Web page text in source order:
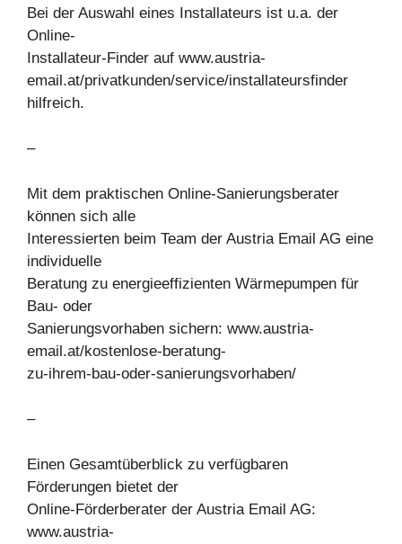
Bei der Auswahl eines Installateurs ist u.a. der
Online-
Installateur-Finder auf www.austria-
email.at/privatkunden/service/installateursfinder
hilfreich.
–
Mit dem praktischen Online-Sanierungsberater
können sich alle
Interessierten beim Team der Austria Email AG eine
individuelle
Beratung zu energieeffizienten Wärmepumpen für
Bau- oder
Sanierungsvorhaben sichern: www.austria-
email.at/kostenlose-beratung-
zu-ihrem-bau-oder-sanierungsvorhaben/
–
Einen Gesamtüberblick zu verfügbaren
Förderungen bietet der
Online-Förderberater der Austria Email AG:
www.austria-